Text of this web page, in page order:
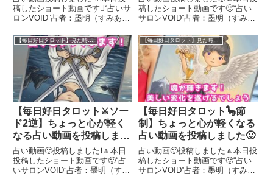
稿したショート動画です“占いサ
ロンVOID”占者：墨明（すみあか
起こる⁈いいことを占います。少
しでも参考になるとうれしいです
諾見たときがタイミング❗️今日で
も、明日でも、あなたが...
稿したショート動画です🙂“占い
サロンVOID”占者：墨明（すみあ
日起こる⁈いいことを占います。
少しでも参考になるとうれしいで
す🪽見たときがタイミング❗️今日
でも、明日でも、あなたが...
【毎日好日タロット】見た時がタイミング！
【毎日好日タロット⚔️ソー
ド2逆】ちょっと心が軽く
なる占い動画を投稿しまし
た🙂
占い動画🙂投稿しました❗️🔼本日
投稿したショート動画です🙂“占
いサロンVOID”占者：墨明（すみ
【毎日好日タロット】見た時がタイミング！
【毎日好日タロット🦕節
制】ちょっと心が軽くなる
占い動画を投稿しました🙂
​占い動画🙂投稿しました🔼本日投
稿したショート動画です🙂“占い
サロンVOID”占者：墨明（すみあ